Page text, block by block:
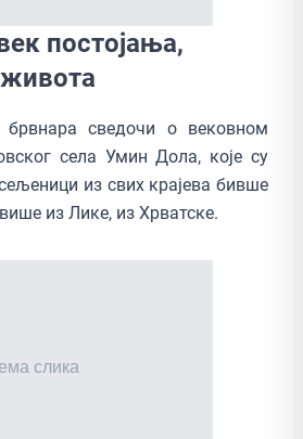
постоjaња,
брвнара сведочи о вековном
села Умин Долa, које су
из свих крајева бивше
из Лике, из Хрватске.